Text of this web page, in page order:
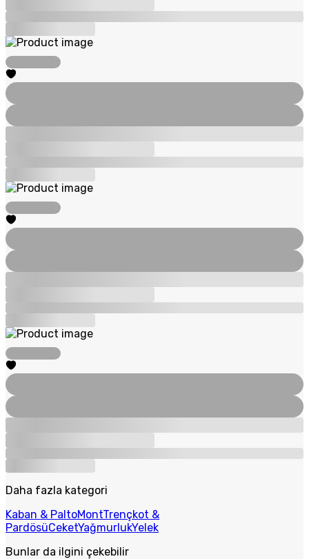
Daha fazla kategori
Kaban & PaltoMontTrençkot &
PardösüCeketYağmurlukYelek
Bunlar da ilgini çekebilir